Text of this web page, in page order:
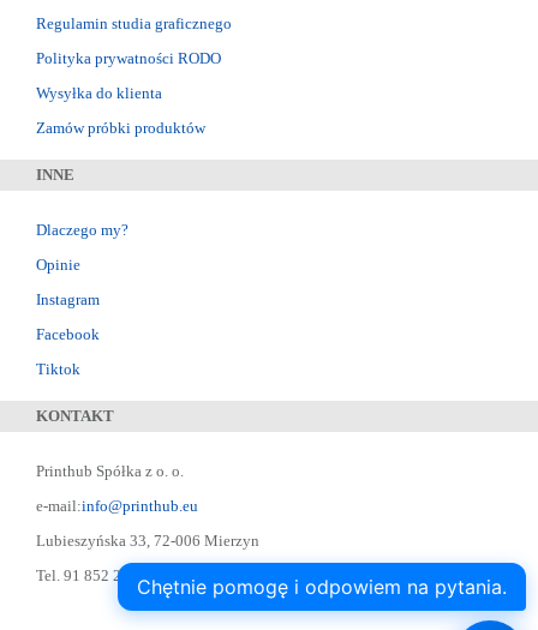
Regulamin studia graficznego
Polityka prywatności RODO
Wysyłka do klienta
Zamów próbki produktów
INNE
Dlaczego my?
Opinie
Instagram
Facebook
Tiktok
KONTAKT
Printhub Spółka z o. o.
e-mail:info@printhub.eu
Lubieszyńska 33, 72-006 Mierzyn
Tel. 91 852 22 22 ; Skype: designer75
Chętnie pomogę i odpowiem na pytania.